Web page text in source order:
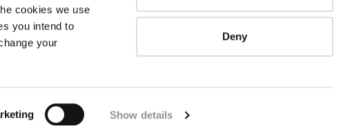
cookies we use
you intend to
your
Show details
Deny
UNTERNEHMENSINFORMATIONEN